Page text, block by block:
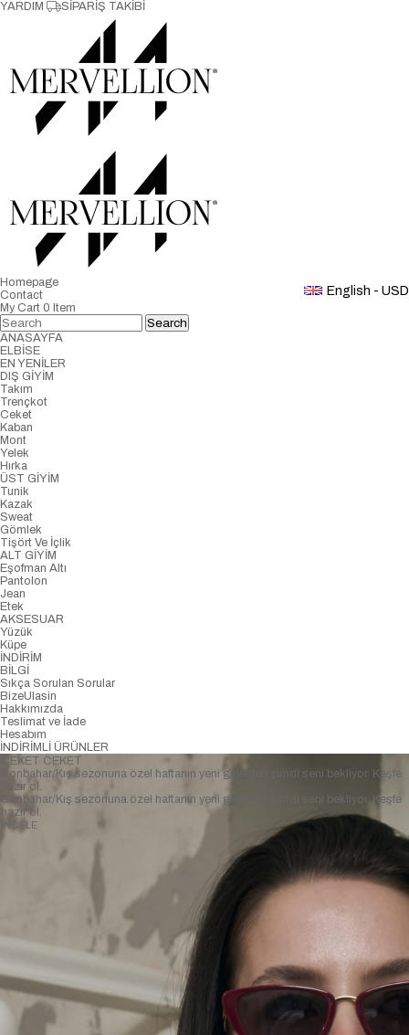
YARDIM SİPARİŞ TAKİBİ
English - USD
Homepage
Contact
My Cart 0 Item
ANASAYFA
ELBİSE
EN YENİLER
DIŞ GİYİM
Takım
Trençkot
Ceket
Kaban
Mont
Yelek
Hırka
ÜST GİYİM
Tunik
Kazak
Sweat
Gömlek
Tişört Ve İçlik
ALT GİYİM
Eşofman Altı
Pantolon
Jean
Etek
AKSESUAR
Yüzük
Küpe
İNDİRİM
BİLGİ
Sıkça Sorulan Sorular
BizeUlasin
Hakkımızda
Teslimat ve İade
Hesabım
İNDİRİMLİ ÜRÜNLER
CEKET CEKET
Sonbahar/Kış sezonuna özel haftanın yeni gelenleri şimdi seni bekliyor. Keşfe
hazır ol.
Sonbahar/Kış sezonuna özel haftanın yeni gelenleri şimdi seni bekliyor. Keşfe
hazır ol.
İNCELE